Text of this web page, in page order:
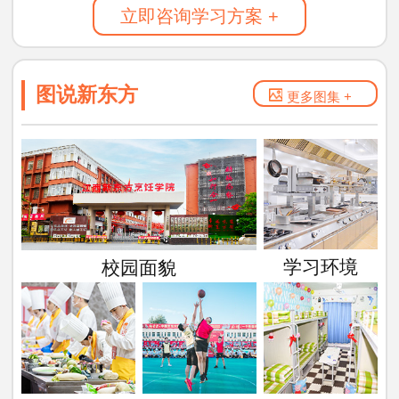
立即咨询学习方案 +
图说新东方 更多图集 +
校园面貌 学习环境